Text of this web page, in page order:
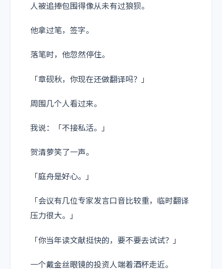
人被追捧包围得像从未有过狼狈。
他拿过笔，签字。
落笔时，他忽然停住。
「章砚秋，你现在还做翻译吗？」
周围几个人看过来。
我说：「不接私活。」
贺清萝笑了一声。
「庭舟是好心。」
「会议有几位专家发言口音比较重，临时翻译
压力很大。」
「你当年读文献挺快的，要不要去试试？」
一个戴金丝眼镜的投资人端着酒杯走近。